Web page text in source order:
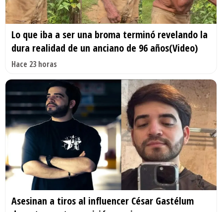
Lo que iba a ser una broma terminó revelando la
dura realidad de un anciano de 96 años(Video)
Hace 23 horas
Asesinan a tiros al influencer César Gastélum